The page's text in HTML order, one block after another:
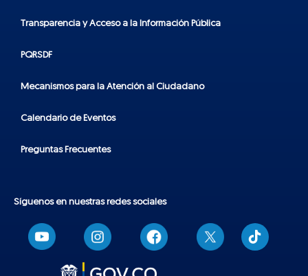
Transparencia y Acceso a la Información Pública
PQRSDF
Mecanismos para la Atención al Ciudadano
Calendario de Eventos
Preguntas Frecuentes
Síguenos en nuestras redes sociales
T
i
k